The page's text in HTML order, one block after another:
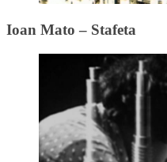
Ioan Mato – Stafeta